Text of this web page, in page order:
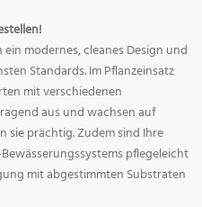
modernes, cleanes Design und
Standards. Im Pflanzeinsatz
mit verschiedenen
aus und wachsen auf
sie prächtig. Zudem sind Ihre
pflegeleicht
mit abgestimmten Substraten